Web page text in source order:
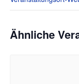
Ähnliche